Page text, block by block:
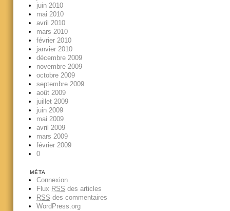
juin 2010
mai 2010
avril 2010
mars 2010
février 2010
janvier 2010
décembre 2009
novembre 2009
octobre 2009
septembre 2009
août 2009
juillet 2009
juin 2009
mai 2009
avril 2009
mars 2009
février 2009
0
MÉTA
Connexion
Flux RSS des articles
RSS des commentaires
WordPress.org